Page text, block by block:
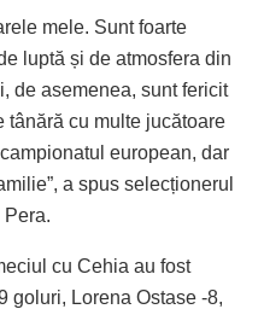
mele. Sunt foarte
luptă și de atmosfera din
de asemenea, sunt fericit
tânără cu multe jucătoare
european, dar
a spus selecționerul
cu Cehia au fost
goluri, Lorena Ostase -8,